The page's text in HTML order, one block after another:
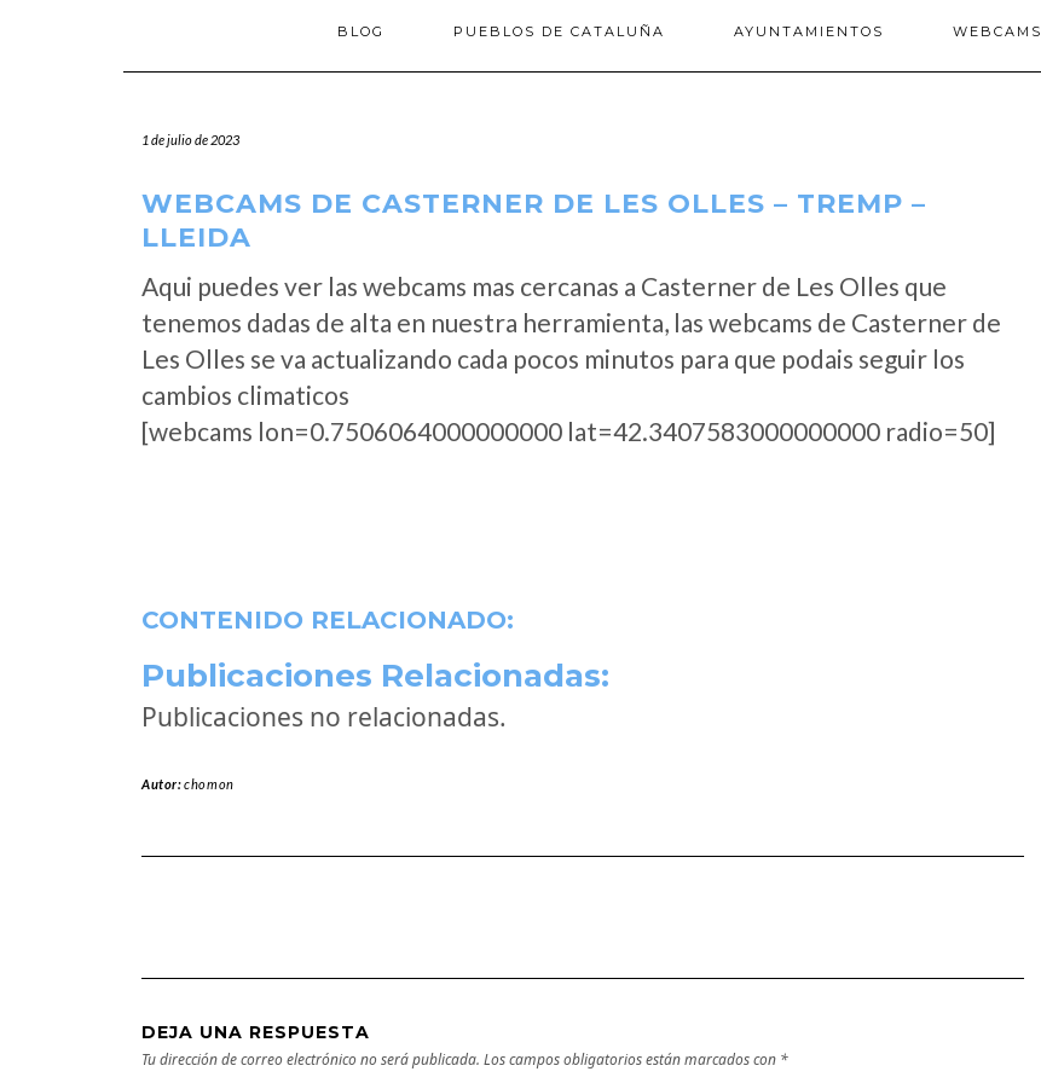
BLOG PUEBLOS DE CATALUÑA AYUNTAMIENTOS WEBCAMS
1 de julio de 2023
WEBCAMS DE CASTERNER DE LES OLLES – TREMP –
LLEIDA
Aqui puedes ver las webcams mas cercanas a Casterner de Les Olles que
tenemos dadas de alta en nuestra herramienta, las webcams de Casterner de
Les Olles se va actualizando cada pocos minutos para que podais seguir los
cambios climaticos
[webcams lon=0.7506064000000000 lat=42.3407583000000000 radio=50]
CONTENIDO RELACIONADO:
Publicaciones Relacionadas:
Publicaciones no relacionadas.
Autor:chomon
DEJA UNA RESPUESTA
Tu dirección de correo electrónico no será publicada. Los campos obligatorios están marcados con *